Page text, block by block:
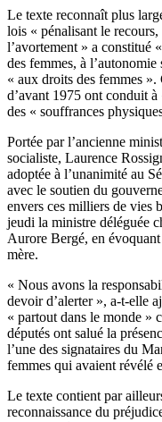
Le texte reconnaît plus
lois « pénalisant le
l’avortement » a constitué
des femmes, à
« aux droits des femmes
d’avant 1975 ont conduit
des « souffrances
Portée par l’ancienne
socialiste, Laurence
adoptée à l’unanimité au
avec le soutien du
envers ces milliers de vies
jeudi la ministre déléguée
Aurore Bergé, en
mère.
« Nous avons la
devoir d’alerter », a-t-elle
« partout dans le monde »
députés ont salué la
l’une des signataires du
femmes qui avaient révélé
Le texte contient par
reconnaissance du